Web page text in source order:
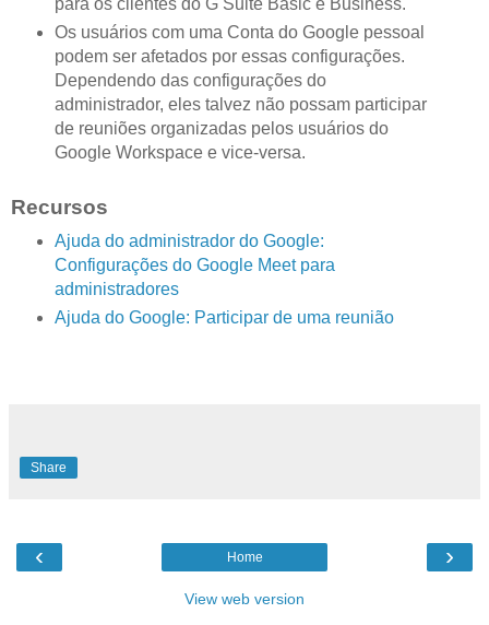
Os usuários com uma Conta do Google pessoal
podem ser afetados por essas configurações.
Dependendo das configurações do
administrador, eles talvez não possam participar
de reuniões organizadas pelos usuários do
Google Workspace e vice-versa.
Recursos
Ajuda do administrador do Google:
Configurações do Google Meet para
administradores
Ajuda do Google: Participar de uma reunião
Share
‹ ›
Home
View web version